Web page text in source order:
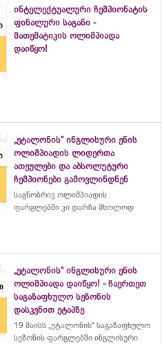
ინტელექტუალური ჩემპიონატის
ფინალური საგანი -
მათემატიკის ოლიმპიადა
დაიწყო!
„ეტალონის“ ინგლისური ენის
ოლიმპიადის ლიდერთა
ათეულები და აბსოლუტური
ჩემპიონები გამოვლინდნენ
საგნობრივ ოლიმპიადის
ფარგლებში კი დარჩა მხოლოდ
„ეტალონის“ ინგლისური ენის
ოლიმპიადა დაიწყო! - ჩაერთეთ
საგაზაფხულო სეზონის
დასკვნით ეტაპზე
19 მაისს „ეტალონის“ საგაზაფხულო
სეზონის ფარგლებში ინგლისური